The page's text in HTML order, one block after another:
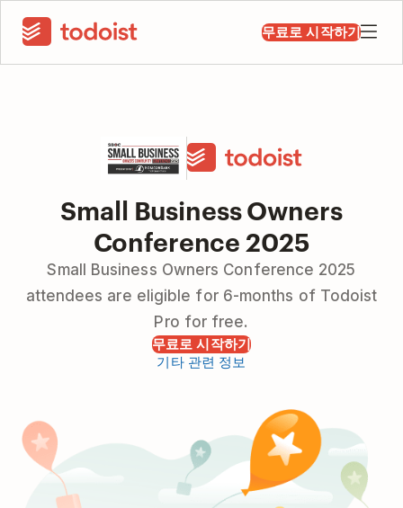
무료로 시작하기
Small Business Owners
Conference 2025
Small Business Owners Conference 2025
attendees are eligible for 6-months of Todoist
Pro for free.
무료로 시작하기
기타 관련 정보